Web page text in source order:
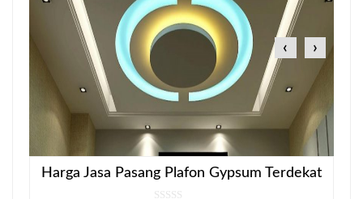
Harga Jasa Pasang Plafon Gypsum Terdekat
‹ ›